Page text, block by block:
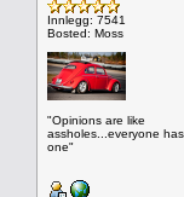
Innlegg: 7541
Bosted: Moss
"Opinions are like
assholes...everyone has
one"